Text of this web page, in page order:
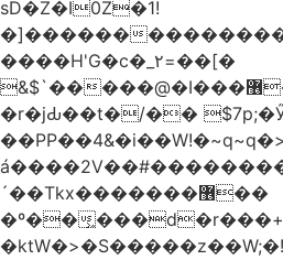
sD�Z�I0Z�1!
�]������
����H'G�c�_٢=��[�
&$`�����@�Ӏ���޶��,l-
�r�jԂ��t�/��
á����2V��#��
´��Tkx�������޶��
�º��